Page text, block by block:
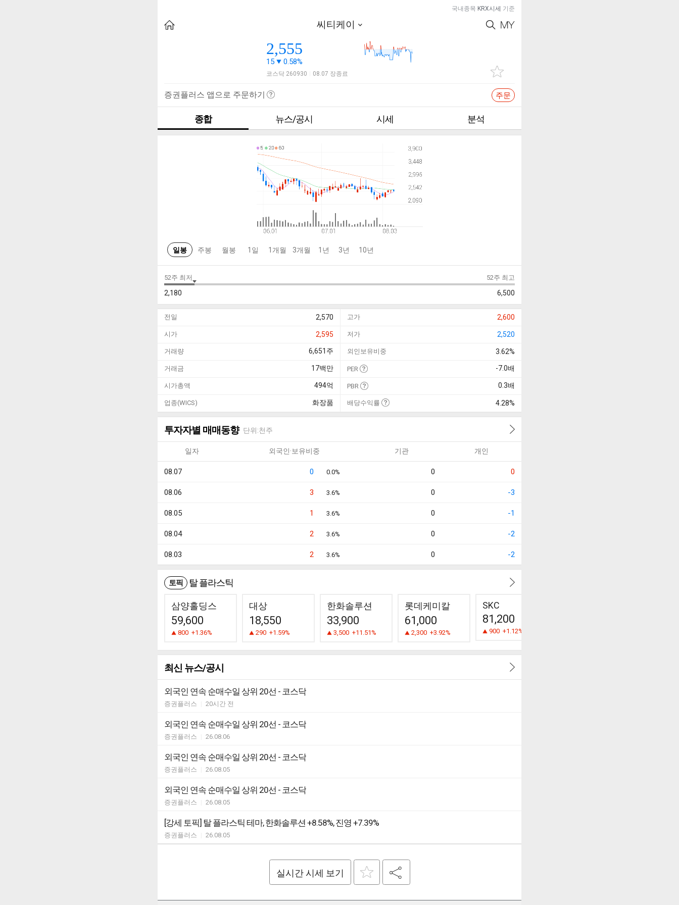
국내종목 KRX시세 기준
씨티케이
2,555
15 0.58%
코스닥 260930 08.07 장종료
증권플러스 앱으로 주문하기 주문
종합 뉴스/공시 시세 분석
일봉 주봉 월봉 1일 1개월 3개월 1년 3년 10년
52주 최저
2,180
52주 최고
6,500
전일 2,570 고가 2,600
시가 2,595 저가 2,520
거래량 6,651 주 외인보유비중 3.62%
거래금 17백만 PER -7.0배
시가총액 494억 PBR 0.3배
업종(WICS) 화장품 배당수익률 4.28%
투자자별 매매동향 단위:천주
일자 외국인·보유비중 기관 개인
08.07 0 0.0% 0 0
08.06 3 3.6% 0 -3
08.05 1 3.6% 0 -1
08.04 2 3.6% 0 -2
08.03 2 3.6% 0 -2
토픽 탈 플라스틱
삼양홀딩스
59,600
800 +1.36%
대상
18,550
290 +1.59%
한화솔루션
33,900
3,500 +11.51%
롯데케미칼
61,000
2,300 +3.92%
SKC
81,200
900 +1.12%
최신 뉴스/공시
외국인 연속 순매수일 상위 20선 - 코스닥
증권플러스 20시간 전
외국인 연속 순매수일 상위 20선 - 코스닥
증권플러스 26.08.06
외국인 연속 순매수일 상위 20선 - 코스닥
증권플러스 26.08.05
외국인 연속 순매수일 상위 20선 - 코스닥
증권플러스 26.08.05
[강세 토픽] 탈 플라스틱 테마, 한화솔루션 +8.58%, 진영 +7.39%
증권플러스 26.08.05
실시간 시세 보기